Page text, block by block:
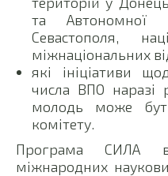
та Автономної
Севастополя,
міжнаціональних
які ініціативи
числа ВПО наразі
молодь може
комітету.
Програма СИЛА
міжнародних